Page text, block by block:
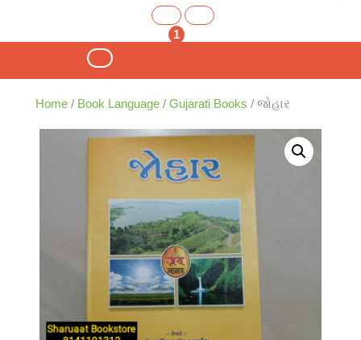
1
shopping
Open
Button
Home / Book Language / Gujarati Books / જોહાર